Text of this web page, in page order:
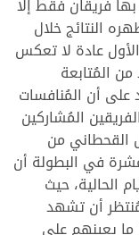
فريقان فقط إلا
النتائج خلال
الأول عادة لا تعكس
المُتابعة
على أن المُنافسات
المُشاركين
القحطاني من
في البطولة أن
الحالية، حيث
أن تشهد
ما يعينهم على